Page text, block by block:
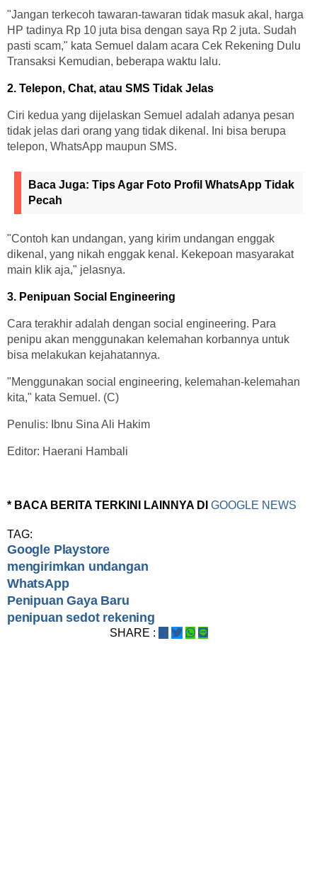
"Jangan terkecoh tawaran-tawaran tidak masuk akal, harga
HP tadinya Rp 10 juta bisa dengan saya Rp 2 juta. Sudah
pasti scam," kata Semuel dalam acara Cek Rekening Dulu
Transaksi Kemudian, beberapa waktu lalu.
2. Telepon, Chat, atau SMS Tidak Jelas
Ciri kedua yang dijelaskan Semuel adalah adanya pesan
tidak jelas dari orang yang tidak dikenal. Ini bisa berupa
telepon, WhatsApp maupun SMS.
Baca Juga: Tips Agar Foto Profil WhatsApp Tidak
Pecah
"Contoh kan undangan, yang kirim undangan enggak
dikenal, yang nikah enggak kenal. Kekepoan masyarakat
main klik aja," jelasnya.
3. Penipuan Social Engineering
Cara terakhir adalah dengan social engineering. Para
penipu akan menggunakan kelemahan korbannya untuk
bisa melakukan kejahatannya.
"Menggunakan social engineering, kelemahan-kelemahan
kita," kata Semuel. (C)
Penulis: Ibnu Sina Ali Hakim
Editor: Haerani Hambali
* BACA BERITA TERKINI LAINNYA DI GOOGLE NEWS
TAG:
Google Playstore
mengirimkan undangan
WhatsApp
Penipuan Gaya Baru
penipuan sedot rekening
SHARE :